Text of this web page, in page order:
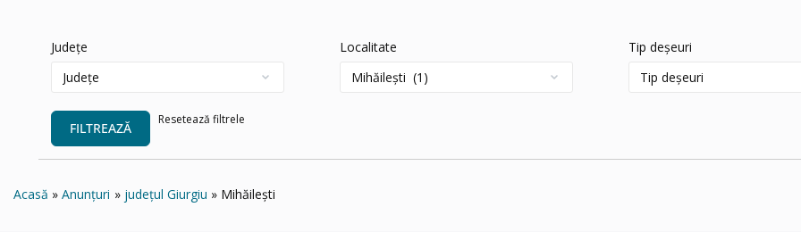
Județe Localitate Tip deșeuri
FILTREAZĂ
Resetează filtrele
Acasă Anunțuri județul Giurgiu Mihăilești